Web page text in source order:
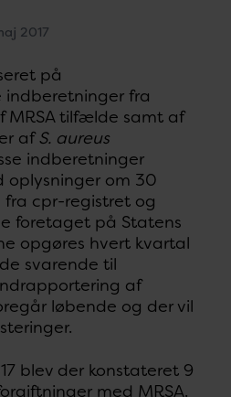
2017
på
fra
MRSA tilfælde samt af
afS. aureus
indberetninger
oplysninger om 30
cpr-registret og
foretaget på Statens
opgøres hvert kvartal
svarende til
af
løbende og der vil
blev der konstateret 9
med MRSA.